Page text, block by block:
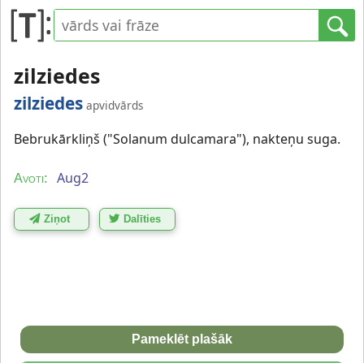
zilziedes
zilziedes apvidvārds
Bebrukārkliņš ("Solanum dulcamara"), nakteņu suga.
Avoti: Aug2
Ziņot Dalīties
Pameklēt plašāk